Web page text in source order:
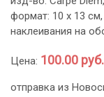
формат: 10 х 13
наклеивания на
Цена: 100.00 руб.
отправка из